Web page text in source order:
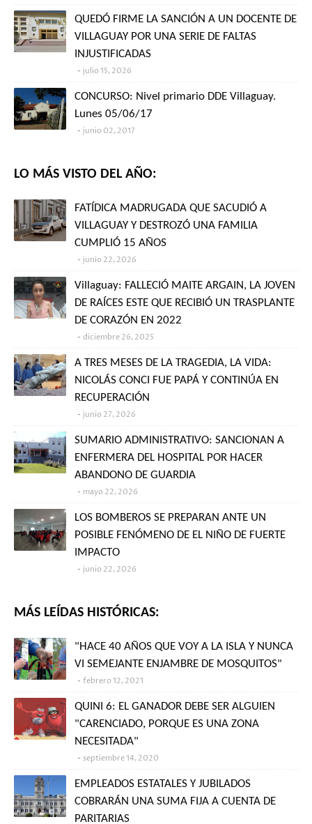
QUEDÓ FIRME LA SANCIÓN A UN DOCENTE DE
VILLAGUAY POR UNA SERIE DE FALTAS
INJUSTIFICADAS
julio 15, 2026
CONCURSO: Nivel primario DDE Villaguay.
Lunes 05/06/17
junio 02, 2017
LO MÁS VISTO DEL AÑO:
FATÍDICA MADRUGADA QUE SACUDIÓ A
VILLAGUAY Y DESTROZÓ UNA FAMILIA
CUMPLIÓ 15 AÑOS
junio 22, 2026
Villaguay: FALLECIÓ MAITE ARGAIN, LA JOVEN
DE RAÍCES ESTE QUE RECIBIÓ UN TRASPLANTE
DE CORAZÓN EN 2022
diciembre 26, 2025
A TRES MESES DE LA TRAGEDIA, LA VIDA:
NICOLÁS CONCI FUE PAPÁ Y CONTINÚA EN
RECUPERACIÓN
junio 27, 2026
SUMARIO ADMINISTRATIVO: SANCIONAN A
ENFERMERA DEL HOSPITAL POR HACER
ABANDONO DE GUARDIA
mayo 22, 2026
LOS BOMBEROS SE PREPARAN ANTE UN
POSIBLE FENÓMENO DE EL NIÑO DE FUERTE
IMPACTO
junio 22, 2026
MÁS LEÍDAS HISTÓRICAS:
"HACE 40 AÑOS QUE VOY A LA ISLA Y NUNCA
VI SEMEJANTE ENJAMBRE DE MOSQUITOS"
febrero 12, 2021
QUINI 6: EL GANADOR DEBE SER ALGUIEN
"CARENCIADO, PORQUE ES UNA ZONA
NECESITADA"
septiembre 14, 2020
EMPLEADOS ESTATALES Y JUBILADOS
COBRARÁN UNA SUMA FIJA A CUENTA DE
PARITARIAS